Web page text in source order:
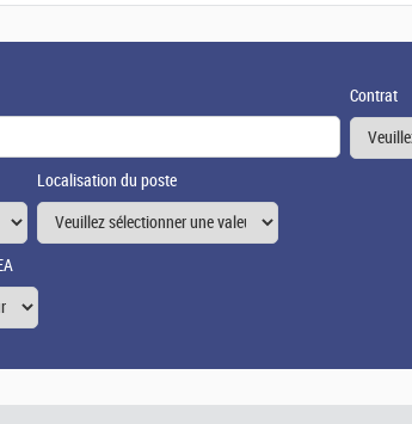
Contrat
Localisation du poste